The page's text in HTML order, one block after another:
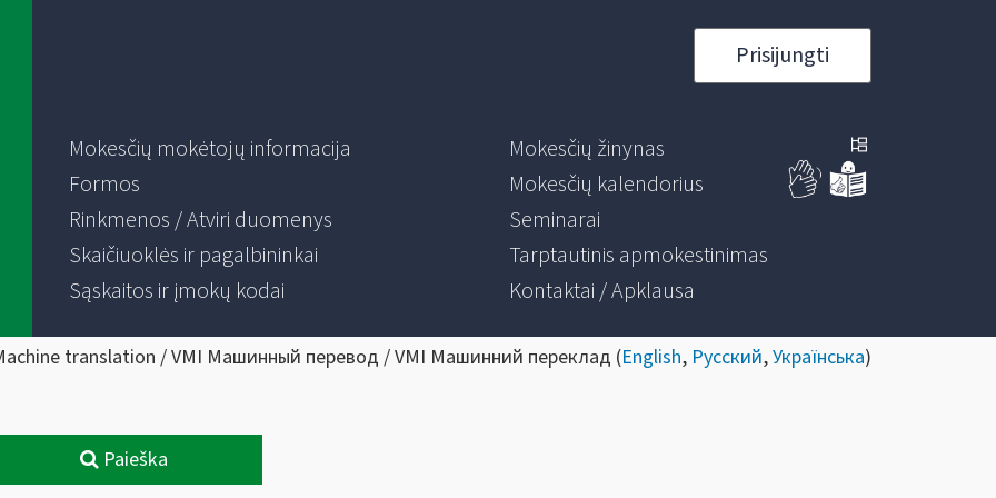
Prisijungti
Mokesčių mokėtojų informacija
Formos
Rinkmenos / Atviri duomenys
Skaičiuoklės ir pagalbininkai
Sąskaitos ir įmokų kodai
Mokesčių žinynas
Mokesčių kalendorius
Seminarai
Tarptautinis apmokestinimas
Kontaktai / Apklausa
translation / VMI Машинный перевод / VMI Машинний переклад (English, Русский,Українська)
Paieška